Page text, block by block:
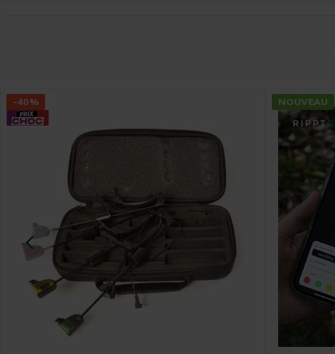
-40% NOUVEAU